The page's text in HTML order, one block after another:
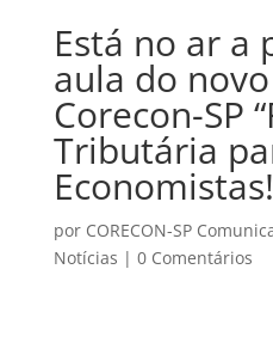
Está no ar a
aula do
Corecon-SP
Tributária
por CORECON-SP
Notícias | 0 Comentários